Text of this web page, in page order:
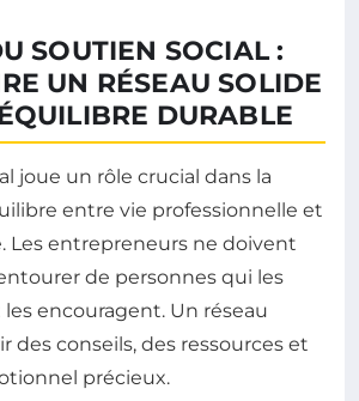
SOUTIEN SOCIAL :
UN RÉSEAU SOLIDE
DURABLE
joue un rôle crucial dans la
entre vie professionnelle et
Les entrepreneurs ne doivent
de personnes qui les
encouragent. Un réseau
des conseils, des ressources et
précieux.